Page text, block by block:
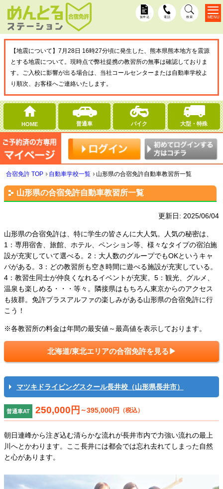
仮申込 電話 検索
【地震について】7月28日 16時27分頃に発生した、熊本県熊本地方を震源
とする地震について。現時点で弊社提携の教習所の無事は確認しておりま
す。ご入校に影響が出る場合は、当社コールセンターまたは自動車学校よ
り順次、お客様へご連絡いたします。
HOME 普通車 バイク 大型・特殊
MENU
合宿免許 TOP 自動車学校一覧 山形県の合宿免許自動車教習所一覧
山形県の合宿免許自動車教習所一覧
更新日: 2025/06/04
山形県の合宿免許は、特に学生の皆さんに大人気。人気の秘密は、
1：専用宿舎、旅館、ホテル、ペンション等、様々なタイプの宿泊施
設が充実していて選べる。2：大人数のグループでもOKというキャ
パがある。3：どの教習所も空き時間に遊べる施設が充実している。
4：教習生同士が仲良くなれるイベントが充実。5：観光、グルメ、
温泉も楽しめる・・・等々。隣接県はもちろん東京からのアクセス
も抜群。免許プラスアルファの楽しみがある山形県の合宿免許に行
こう！
※各教習所の料金は年間の最安値～最高値を表示しております。
北海道/東北エリアの合宿免許を見る
マツキドライビングスクール長井校（山形県長井市）
普通車AT 250,000円 ～395,000円 （税込）
朝日連峰から注ぎ込む清らかな流れが長井市内で力強い流れの最上
川へとかわります。ここ長井には都会では忘れ去れてしまった自然
と心があります。